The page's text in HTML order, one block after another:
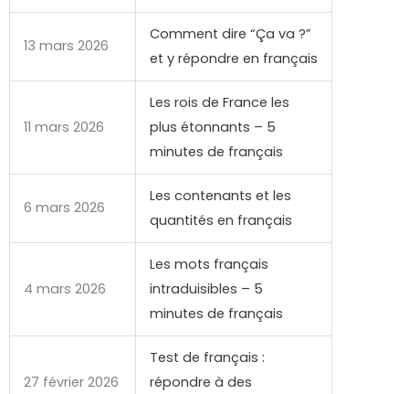
13 mars 2026
Comment dire “Ça va ?”
et y répondre en français
11 mars 2026
Les rois de France les
plus étonnants – 5
minutes de français
6 mars 2026
Les contenants et les
quantités en français
4 mars 2026
Les mots français
intraduisibles – 5
minutes de français
27 février 2026
Test de français :
répondre à des